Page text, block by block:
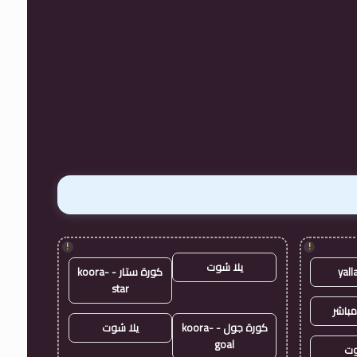
!
!
يلا شوت
كورة ستار - koora-
star
كورة جول - koora-
goal
يلا شوت